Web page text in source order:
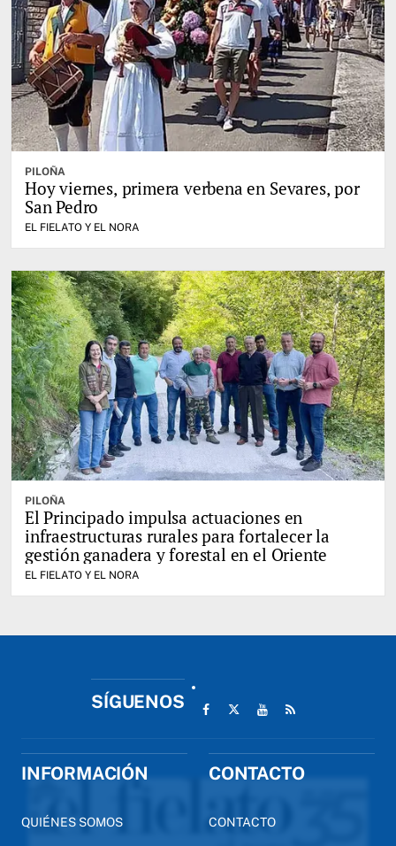
PILOÑA
Hoy viernes, primera verbena en Sevares, por
San Pedro
EL FIELATO Y EL NORA
PILOÑA
El Principado impulsa actuaciones en
infraestructuras rurales para fortalecer la
gestión ganadera y forestal en el Oriente
EL FIELATO Y EL NORA
SÍGUENOS
INFORMACIÓN
QUIÉNES SOMOS
CONTACTO
CONTACTO